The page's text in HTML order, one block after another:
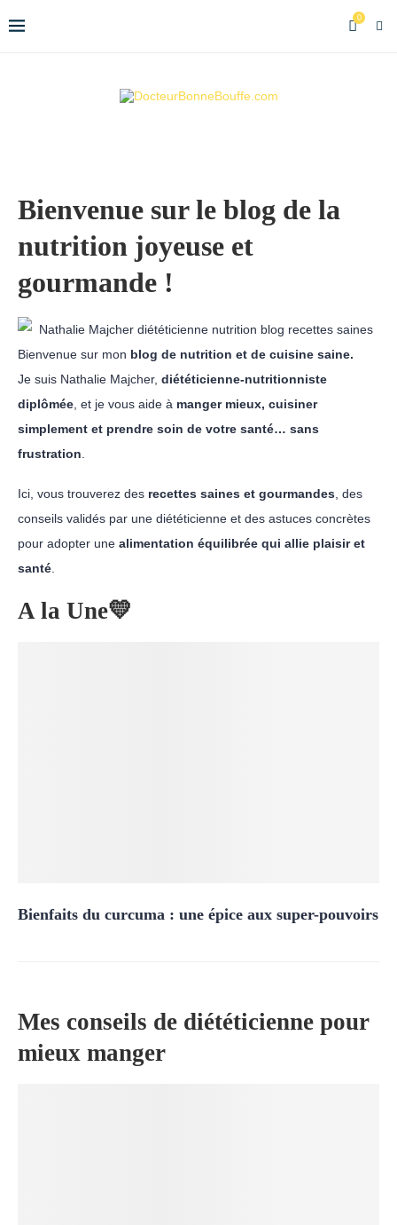
0
Bienvenue sur le blog de la
nutrition joyeuse et
gourmande !
Bienvenue sur mon blog de nutrition et de cuisine saine.
Je suis Nathalie Majcher, diététicienne-nutritionniste
diplômée, et je vous aide à manger mieux, cuisiner
simplement et prendre soin de votre santé… sans
frustration.
Ici, vous trouverez des recettes saines et gourmandes, des
conseils validés par une diététicienne et des astuces concrètes
pour adopter une alimentation équilibrée qui allie plaisir et
santé.
A la Une💛
Bienfaits du curcuma : une épice aux super-pouvoirs
Mes conseils de diététicienne pour
mieux manger